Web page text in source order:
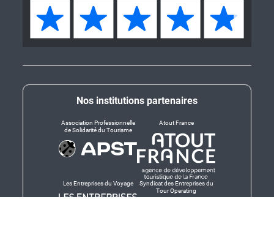
Nos institutions partenaires
Association Professionnelle
de Solidarité du Tourisme
Atout France
Les Entreprises du Voyage
Syndicat des Entreprises du
Tour Operating